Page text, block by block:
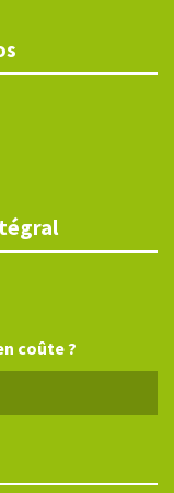
coûte ?